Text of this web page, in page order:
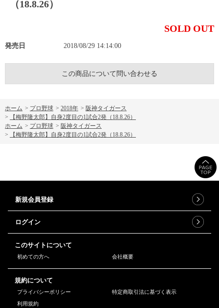
（18.8.26）
SOLD OUT
発売日 2018/08/29 14:14:00
この商品について問い合わせる
ホーム > プロ野球 > 2018年 > 阪神タイガース
>
【梅野隆太郎】自身2度目の1試合2発（18.8.26）
ホーム > プロ野球 > 阪神タイガース
>
【梅野隆太郎】自身2度目の1試合2発（18.8.26）
新規会員登録
ログイン
このサイトについて
初めての方へ 会社概要
規約について
プライバシーポリシー
特定商取引法に基づく表示
利用規約